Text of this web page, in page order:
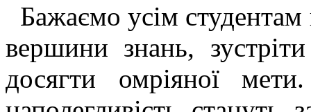
Бажаємо усім
вершини знань,
досягти омріяної